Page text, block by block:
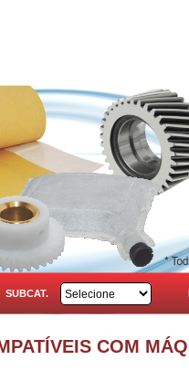
SUBCAT.
COM